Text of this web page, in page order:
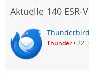
Aktuelle 140 ESR-
Thunder 22.